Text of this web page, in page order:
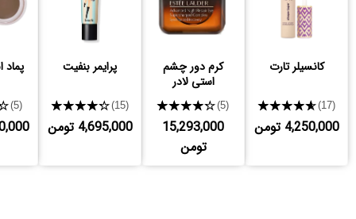
کانسیلر تارت
★★★★★(17)
4,250,000 تومن
کرم دور چشم
استی لادر
★★★★★(5)
15,293,000
تومن
پرایمر بنفیت
★★★★★(15)
4,695,000 تومن
پماد
(5)